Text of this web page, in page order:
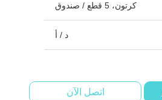
كرتون، 5 قطع / صندوق
د / أ
اتصل الآن